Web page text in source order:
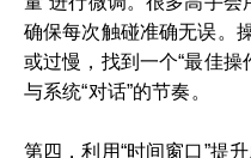
确保每次触碰准确无误。
或过慢，找到一个“最佳
与系统“对话”的节奏。
第四，利用“时间窗口”提